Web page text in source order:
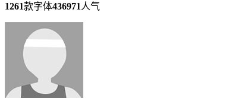
1261款字体436971 人气